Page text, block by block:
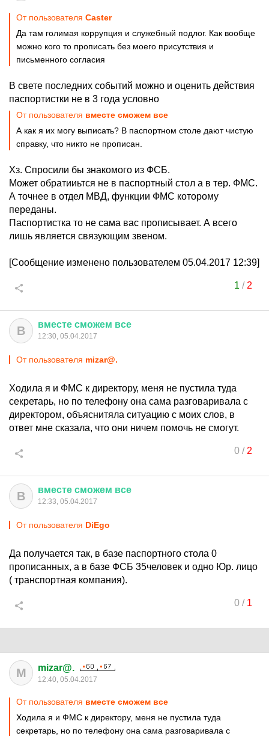
От пользователя Caster
Да там голимая коррупция и служебный подлог. Как вообще
можно кого то прописать без моего присутствия и
письменного согласия
В свете последних событий можно и оценить действия
паспортистки не в 3 года условно
От пользователя вместе сможем все
А как я их могу выписать? В паспортном столе дают чистую
справку, что никто не прописан.
Хз. Спросили бы знакомого из ФСБ.
Может обратииьтся не в паспортный стол а в тер. ФМС.
А точнее в отдел МВД, функции ФМС которому
переданы.
Паспортистка то не сама вас прописывает. А всего
лишь является связующим звеном.
[Сообщение изменено пользователем 05.04.2017 12:39]
1 / 2
В вместе сможем все
12:30, 05.04.2017
От пользователя mizar@.
Ходила я и ФМС к директору, меня не пустила туда
секретарь, но по телефону она сама разговаривала с
директором, объяснитяла ситуацию с моих слов, в
ответ мне сказала, что они ничем помочь не смогут.
0/ 2
В вместе сможем все
12:33, 05.04.2017
От пользователя DiEgo
Да получается так, в базе паспортного стола 0
прописанных, а в базе ФСБ 35человек и одно Юр. лицо
( транспортная компания).
0/ 1
M mizar@.
12:40, 05.04.2017
От пользователя вместе сможем все
Ходила я и ФМС к директору, меня не пустила туда
секретарь, но по телефону она сама разговаривала с